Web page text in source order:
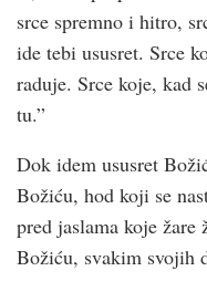
srce spremno i hitro,
ide tebi ususret. Srce
raduje. Srce koje, kad
tu.”
Dok idem ususret
Božiću, hod koji se
pred jaslama koje žare
Božiću, svakim svojih